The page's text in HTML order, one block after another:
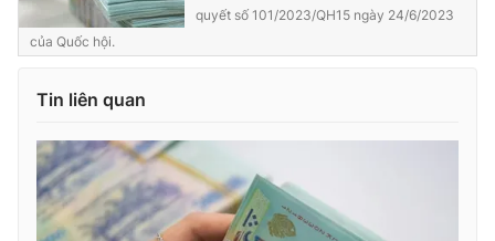
Ðiện thoại Thời báo VTV:024.66 897 897
Email:toasoan@vtv.vn
quyết số 101/2023/QH15 ngày 24/6/2023
của Quốc hội.
Tin liên quan